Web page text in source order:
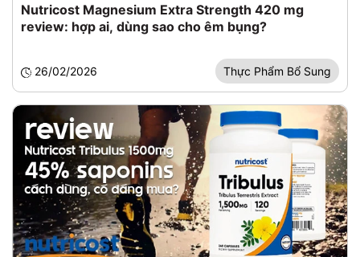
Nutricost Magnesium Extra Strength 420 mg
review: hợp ai, dùng sao cho êm bụng?
26/02/2026 Thực Phẩm Bổ Sung